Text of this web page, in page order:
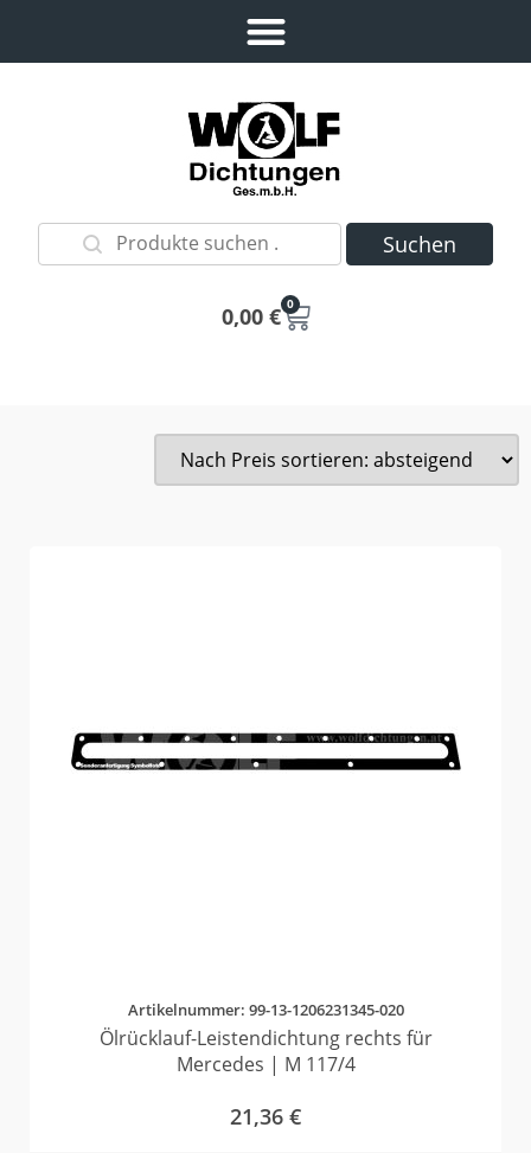
Suchen
0,00 € 0
Artikelnummer: 99-13-1206231345-020
Ölrücklauf-Leistendichtung rechts für
Mercedes | M 117/4
21,36 €